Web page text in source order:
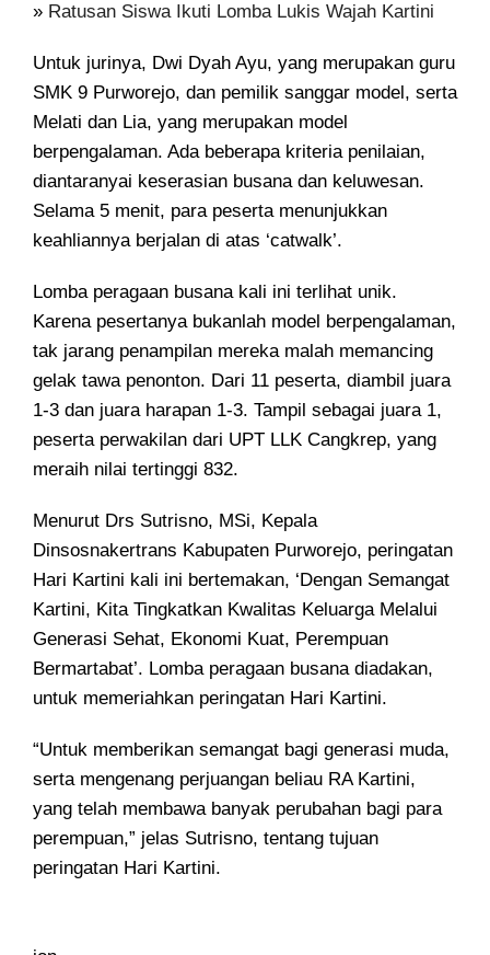
» Ratusan Siswa Ikuti Lomba Lukis Wajah Kartini
Untuk jurinya, Dwi Dyah Ayu, yang merupakan guru
SMK 9 Purworejo, dan pemilik sanggar model, serta
Melati dan Lia, yang merupakan model
berpengalaman. Ada beberapa kriteria penilaian,
diantaranyai keserasian busana dan keluwesan.
Selama 5 menit, para peserta menunjukkan
keahliannya berjalan di atas ‘catwalk’.
Lomba peragaan busana kali ini terlihat unik.
Karena pesertanya bukanlah model berpengalaman,
tak jarang penampilan mereka malah memancing
gelak tawa penonton. Dari 11 peserta, diambil juara
1-3 dan juara harapan 1-3. Tampil sebagai juara 1,
peserta perwakilan dari UPT LLK Cangkrep, yang
meraih nilai tertinggi 832.
Menurut Drs Sutrisno, MSi, Kepala
Dinsosnakertrans Kabupaten Purworejo, peringatan
Hari Kartini kali ini bertemakan, ‘Dengan Semangat
Kartini, Kita Tingkatkan Kwalitas Keluarga Melalui
Generasi Sehat, Ekonomi Kuat, Perempuan
Bermartabat’. Lomba peragaan busana diadakan,
untuk memeriahkan peringatan Hari Kartini.
“Untuk memberikan semangat bagi generasi muda,
serta mengenang perjuangan beliau RA Kartini,
yang telah membawa banyak perubahan bagi para
perempuan,” jelas Sutrisno, tentang tujuan
peringatan Hari Kartini.